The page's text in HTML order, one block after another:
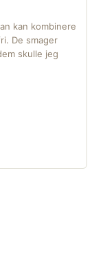
kan kombinere
De smager
skulle jeg